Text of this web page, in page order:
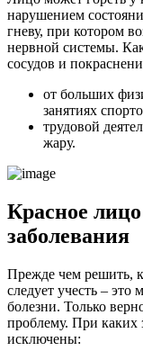
нарушением
гневу, при котором
нервной системы.
сосудов и
от больших
занятиях
трудовой
жару.
Красное
заболевания
Прежде чем решить,
следует учесть –
болезни. Только
проблему. При каких
исключены: